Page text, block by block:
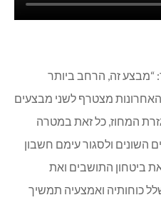
“מבצע זה, הרחב ביותר
מצטרף לשני מבצעים
המחוז, כל זאת במטרה
השונים ולסגור עימם חשבון
ביטחון התושבים ואת
כוחותיה ואמצעיה תמשיך